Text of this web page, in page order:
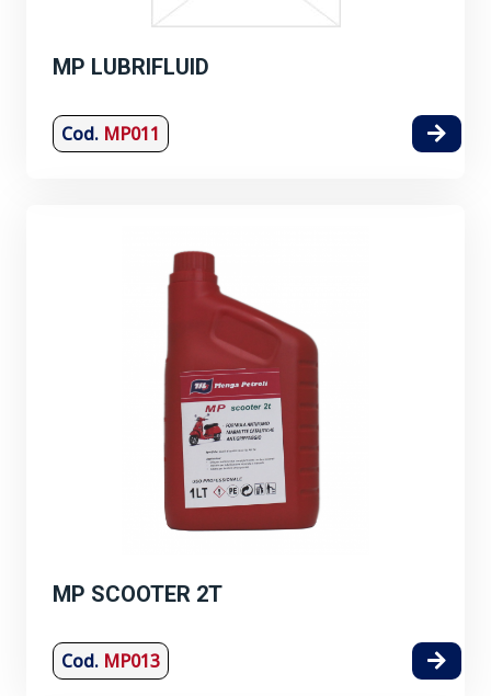
MP LUBRIFLUID
Cod. MP011
MP SCOOTER 2T
Cod. MP013